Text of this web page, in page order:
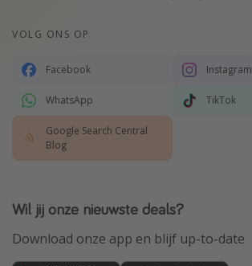
VOLG ONS OP
Facebook Instagram
WhatsApp TikTok
Google Search Central
Blog
Wil jij onze nieuwste deals?
Download onze app en blijf up-to-date